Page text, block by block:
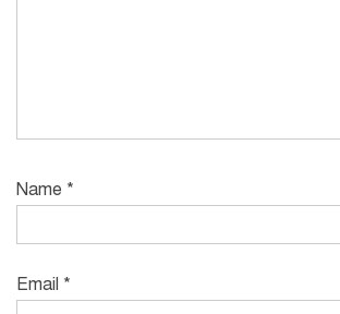
Name *
Email *